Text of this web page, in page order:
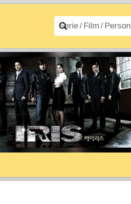
Filme A–Z